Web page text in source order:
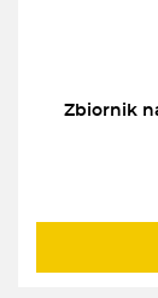
Zbiornik